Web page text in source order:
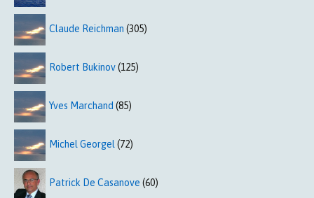
Claude Reichman (305)
Robert Bukinov(125)
Yves Marchand (85)
Michel Georgel (72)
Patrick De Casanove (60)